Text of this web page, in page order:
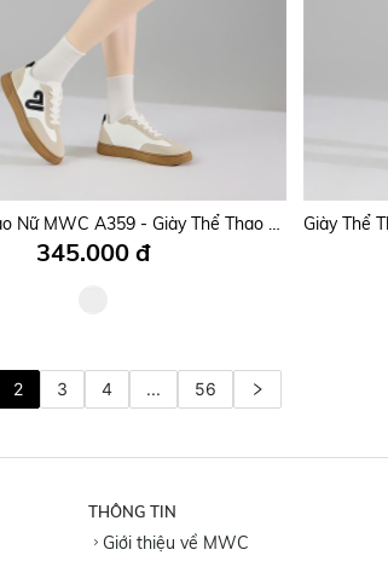
Giày Thể Thao Nữ MWC A359 - Giày Thể Thao Sneaker Nữ Cổ Thấp, Da PU Phối Da Lộn Mềm Mịn, Bền Đẹp, Thời Trang.
345.000 đ
2 3 4 ... 56
325.000 đ
THÔNG TIN
Giới thiệu về MWC